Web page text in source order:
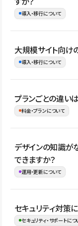
ォリオなど幅広く制
導入・移行について
はい。既存サイトの
Studio上に再構築す
イト全体のデザイン
め、移行後にページ
大規模サイト向け
導入・移行について
はい。アクセス規模
理、セキュリティ確
ない段階でも、お問
お問合せはこちら
プランごとの違い
料金・プランについて
公開ページ数、バー
管理の有無などがプ
ージをご覧ください。
デザインの知識が
できますか？
運用・更新について
はい。CMSやコンポ
ことで、デザインを
セキュリティ対策
セキュリティ・サポートにつ